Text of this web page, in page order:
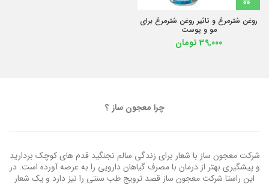
روغن شترمرغ و تاثیر روغن شترمرغ برای
مو و پوست
39,000 تومان
چرا معجون ساز ؟
شرکت معجون ساز با شعار برای زندگی سالم نجنگید قدم های کوچک بردارید
و پیشگیری بهتر از درمان با مصرف گیاهان دارویی را به عرصه آورده است. در
این راستا شرکت معجون ساز قصد ترویج طب سنتی را نیز دارد و یک شعار